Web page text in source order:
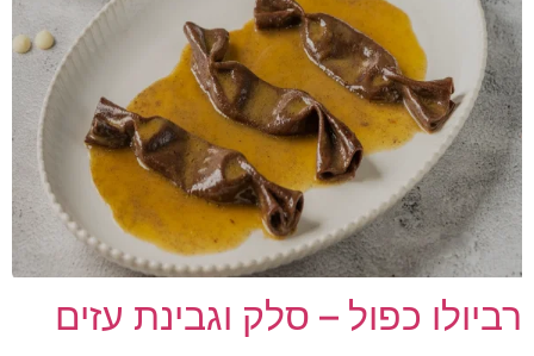
רביולו כפול – סלק וגבינת עזים